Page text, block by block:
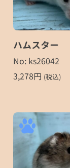
ハムスター
No: ks26042
3,278円 (税込)